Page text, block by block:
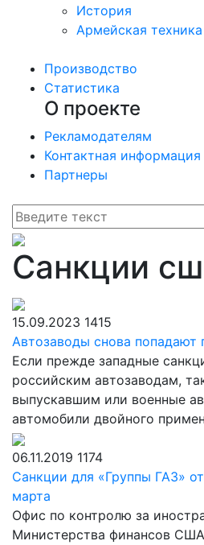
История
Армейская техника
Производство
Статистика
О проекте
Рекламодателям
Контактная информация
Партнеры
Санкции
15.09.2023 1415
Автозаводы снова попадают
Если прежде западные
российским автозаводам,
выпускавшим или военные
автомобили двойного
06.11.2019 1174
Санкции для «Группы ГАЗ»
марта
Офис по контролю за
Министерства финансов